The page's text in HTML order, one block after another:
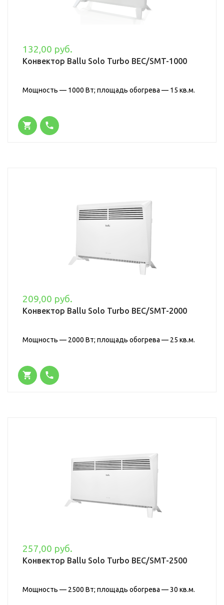
132,00 руб.
Конвектор Ballu Solo Turbo BEC/SMT-1000
Мощность — 1000 Вт; площадь обогрева — 15 кв.м.
209,00 руб.
Конвектор Ballu Solo Turbo BEC/SMT-2000
Мощность — 2000 Вт; площадь обогрева — 25 кв.м.
257,00 руб.
Конвектор Ballu Solo Turbo BEC/SMT-2500
Мощность — 2500 Вт; площадь обогрева — 30 кв.м.